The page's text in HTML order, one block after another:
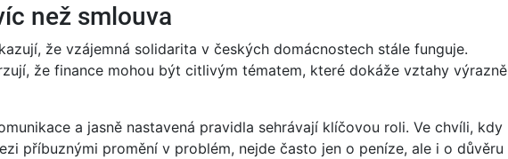
než smlouva
že vzájemná solidarita v českých domácnostech stále funguje.
že finance mohou být citlivým tématem, které dokáže vztahy výrazně
a jasně nastavená pravidla sehrávají klíčovou roli. Ve chvíli, kdy
příbuznými promění v problém, nejde často jen o peníze, ale i o důvěru